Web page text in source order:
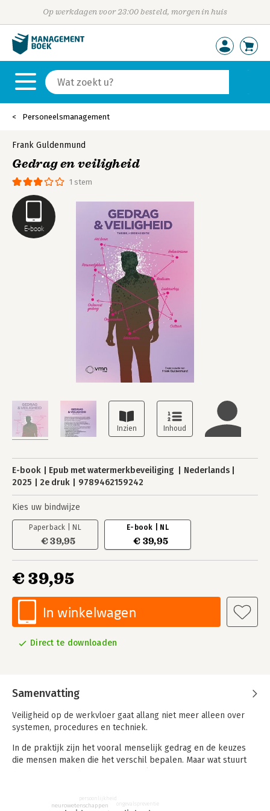
Op werkdagen voor 23:00 besteld, morgen in huis
Personeelsmanagement
E-book
1 stem
Frank Guldenmund
Gedrag en veiligheid
E-book Epub met watermerkbeveiliging
Nederlands
2025
2e druk 9789462159242
Kies uw bindwijze
Paperback | NL
€ 39,95
E-book | NL
€ 39,95
€ 39,95
In winkelwagen
Direct te downloaden
Samenvatting
Veiligheid op de werkvloer gaat allang niet meer alleen over
systemen, procedures en techniek.
In de praktijk zijn het vooral menselijk gedrag en de keuzes
die mensen maken die het verschil bepalen. Maar wat stuurt
In deze tweede editie van
Gedrag & Veiligheid
neurowetenschappen
persoonlijkheid
ongevalspreventie